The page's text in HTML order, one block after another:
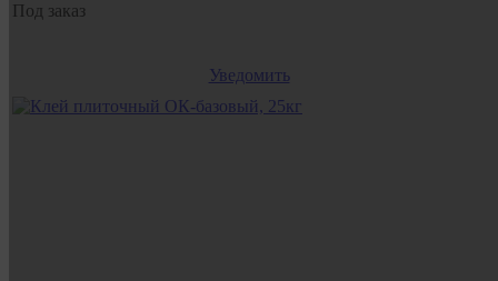
Под заказ
Уведомить